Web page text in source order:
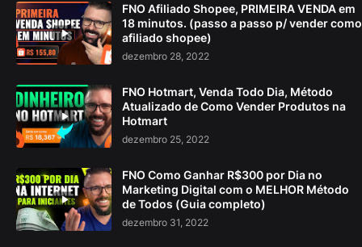
FNO Afiliado Shopee, PRIMEIRA VENDA em
18 minutos. (passo a passo p/ vender como
afiliado shopee)
dezembro 28, 2022
FNO Hotmart, Venda Todo Dia, Método
Atualizado de Como Vender Produtos na
Hotmart
dezembro 25, 2022
FNO Como Ganhar R$300 por Dia no
Marketing Digital com o MELHOR Método
de Todos (Guia completo)
dezembro 31, 2022